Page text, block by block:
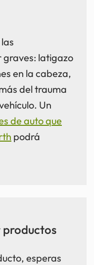
graves: latigazo
en la cabeza,
del trauma
Un
de auto que
podrá
productos
esperas